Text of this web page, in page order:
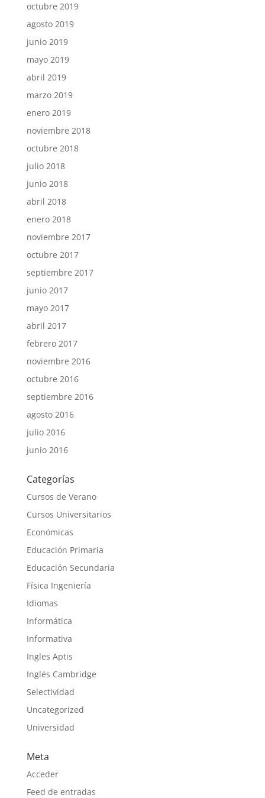
octubre 2019
agosto 2019
junio 2019
mayo 2019
abril 2019
marzo 2019
enero 2019
noviembre 2018
octubre 2018
julio 2018
junio 2018
abril 2018
enero 2018
noviembre 2017
octubre 2017
septiembre 2017
junio 2017
mayo 2017
abril 2017
febrero 2017
noviembre 2016
octubre 2016
septiembre 2016
agosto 2016
julio 2016
junio 2016
Categorías
Cursos de Verano
Cursos Universitarios
Económicas
Educación Primaria
Educación Secundaria
Física Ingeniería
Idiomas
Informática
Informativa
Ingles Aptis
Inglés Cambridge
Selectividad
Uncategorized
Universidad
Meta
Acceder
Feed de entradas